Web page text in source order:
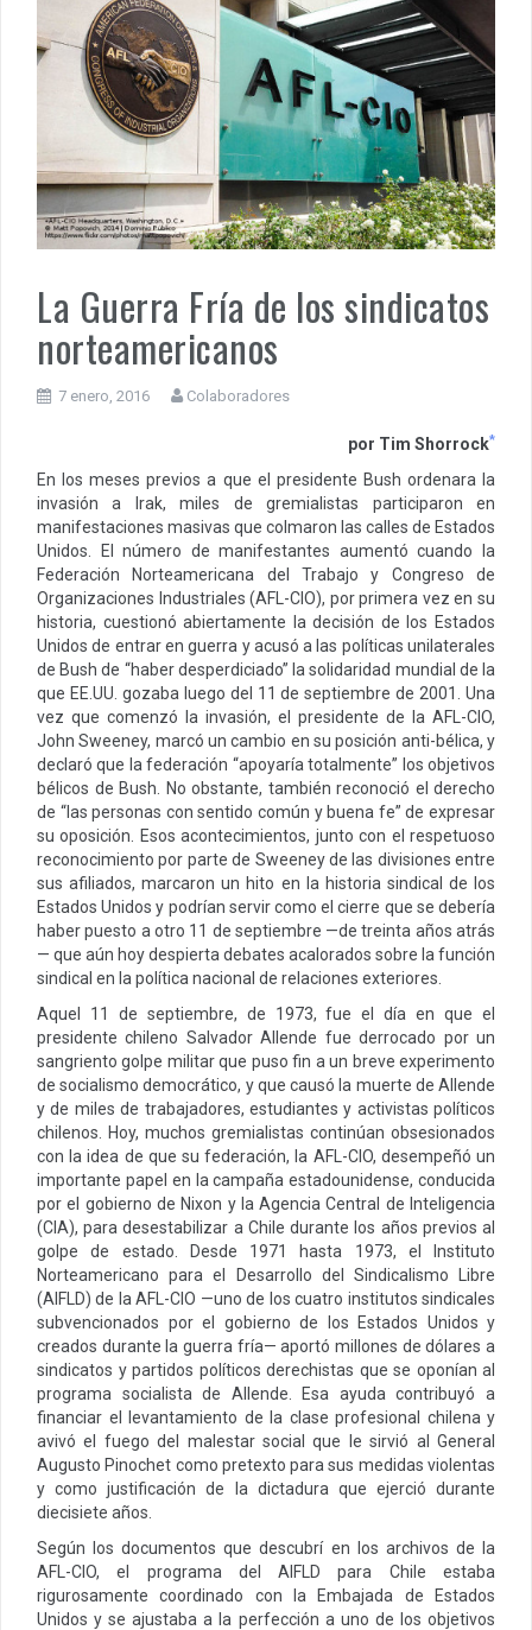
La Guerra Fría de los sindicatos
norteamericanos
7 enero, 2016 Colaboradores
por Tim Shorrock*
En los meses previos a que el presidente Bush ordenara la
invasión a Irak, miles de gremialistas participaron en
manifestaciones masivas que colmaron las calles de Estados
Unidos. El número de manifestantes aumentó cuando la
Federación Norteamericana del Trabajo y Congreso de
Organizaciones Industriales (AFL-CIO), por primera vez en su
historia, cuestionó abiertamente la decisión de los Estados
Unidos de entrar en guerra y acusó a las políticas unilaterales
de Bush de “haber desperdiciado” la solidaridad mundial de la
que EE.UU. gozaba luego del 11 de septiembre de 2001. Una
vez que comenzó la invasión, el presidente de la AFL-CIO,
John Sweeney, marcó un cambio en su posición anti-bélica, y
declaró que la federación “apoyaría totalmente” los objetivos
bélicos de Bush. No obstante, también reconoció el derecho
de “las personas con sentido común y buena fe” de expresar
su oposición. Esos acontecimientos, junto con el respetuoso
reconocimiento por parte de Sweeney de las divisiones entre
sus afiliados, marcaron un hito en la historia sindical de los
Estados Unidos y podrían servir como el cierre que se debería
haber puesto a otro 11 de septiembre —de treinta años atrás
— que aún hoy despierta debates acalorados sobre la función
sindical en la política nacional de relaciones exteriores.
Aquel 11 de septiembre, de 1973, fue el día en que el
presidente chileno Salvador Allende fue derrocado por un
sangriento golpe militar que puso fin a un breve experimento
de socialismo democrático, y que causó la muerte de Allende
y de miles de trabajadores, estudiantes y activistas políticos
chilenos. Hoy, muchos gremialistas continúan obsesionados
con la idea de que su federación, la AFL-CIO, desempeñó un
importante papel en la campaña estadounidense, conducida
por el gobierno de Nixon y la Agencia Central de Inteligencia
(CIA), para desestabilizar a Chile durante los años previos al
golpe de estado. Desde 1971 hasta 1973, el Instituto
Norteamericano para el Desarrollo del Sindicalismo Libre
(AIFLD) de la AFL-CIO —uno de los cuatro institutos sindicales
subvencionados por el gobierno de los Estados Unidos y
creados durante la guerra fría— aportó millones de dólares a
sindicatos y partidos políticos derechistas que se oponían al
programa socialista de Allende. Esa ayuda contribuyó a
financiar el levantamiento de la clase profesional chilena y
avivó el fuego del malestar social que le sirvió al General
Augusto Pinochet como pretexto para sus medidas violentas
y como justificación de la dictadura que ejerció durante
diecisiete años.
Según los documentos que descubrí en los archivos de la
AFL-CIO, el programa del AIFLD para Chile estaba
rigurosamente coordinado con la Embajada de Estados
Unidos y se ajustaba a la perfección a uno de los objetivos